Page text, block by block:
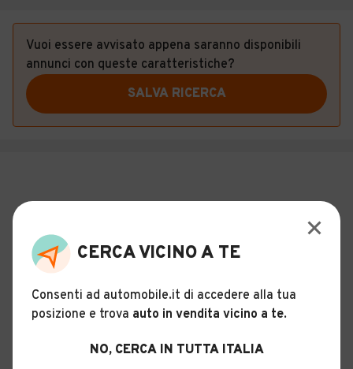
Vuoi essere avvisato appena saranno disponibili
annunci con queste caratteristiche?
SALVA RICERCA
CERCA VICINO A TE
Consenti ad automobile.it di accedere alla tua
posizione e trova auto in vendita vicino a te.
NO, CERCA IN TUTTA ITALIA